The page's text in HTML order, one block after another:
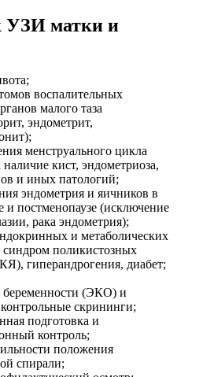
УЗИ матки и
воспалительных
малого таза
эндометрит,
менструального цикла
кист, эндометриоза,
и иных патологий;
эндометрия и яичников в
и постменопаузе (исключение
рака эндометрия);
и метаболических
поликистозных
гиперандрогения, диабет;
беременности (ЭКО) и
скрининги;
подготовка и
контроль;
положения
спирали;